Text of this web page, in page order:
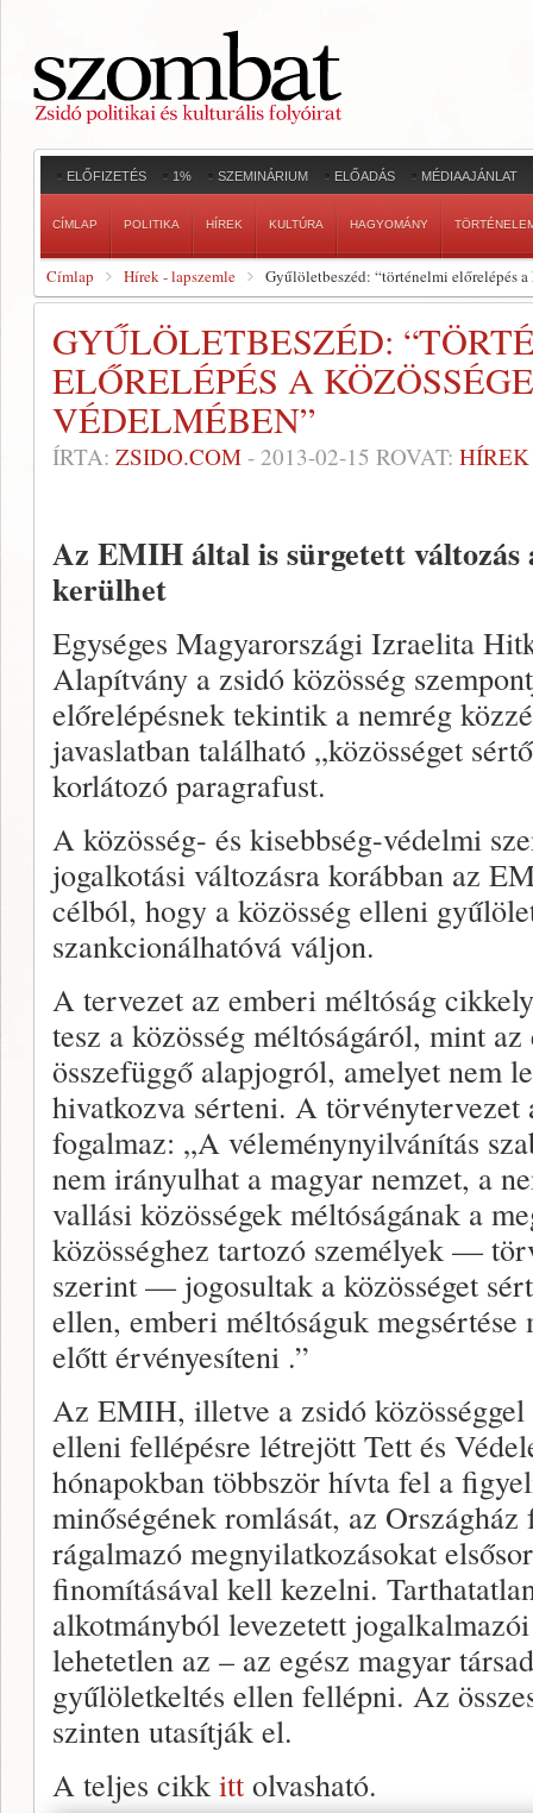
ELŐFIZETÉS 1% SZEMINÁRIUM ELŐADÁS MÉDIAAJÁNLAT
CÍMLAP POLITIKA HÍREK KULTÚRA HAGYOMÁNY
Címlap Hírek - lapszemle Gyűlöletbeszéd: “történelmi előrelépés
GYŰLÖLETBESZÉD:
ELŐRELÉPÉS A
VÉDELMÉBEN”
ÍRTA: ZSIDO.COM - 2013-02-15 ROVAT:
Az EMIH által is sürgetett változás
kerülhet
Egységes Magyarországi Izraelita
Alapítvány a zsidó közösség
előrelépésnek tekintik a nemrég
javaslatban található „közösséget
korlátozó paragrafust.
A közösség- és kisebbség-védelmi
jogalkotási változásra korábban az
célból, hogy a közösség elleni
szankcionálhatóvá váljon.
A tervezet az emberi méltóság
tesz a közösség méltóságáról, mint
összefüggő alapjogról, amelyet nem
hivatkozva sérteni. A törvénytervezet
fogalmaz: „A véleménynyilvánítás
nem irányulhat a magyar nemzet, a
vallási közösségek méltóságának a
közösséghez tartozó személyek —
szerint — jogosultak a közösséget
ellen, emberi méltóságuk
előtt érvényesíteni .”
Az EMIH, illetve a zsidó
elleni fellépésre létrejött Tett és
hónapokban többször hívta fel a
minőségének romlását, az
rágalmazó megnyilatkozásokat
finomításával kell kezelni.
alkotmányból levezetett
lehetetlen az – az egész magyar
gyűlöletkeltés ellen fellépni. Az
szinten utasítják el.
A teljes cikk itt olvasható.